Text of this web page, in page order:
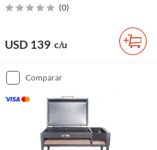
(0)
USD 139 c/u
comparar